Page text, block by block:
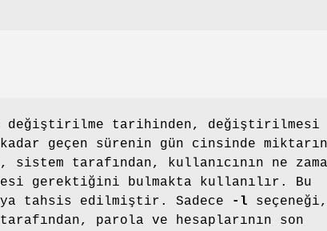
değiştirilme tarihinden, değiştirilmesi
geçen sürenin gün cinsinde
tarafından, kullanıcının ne
gerektiğini bulmakta kullanılır. Bu
tahsis edilmiştir. Sadece
-l seçeneği,
parola ve hesaplarının son